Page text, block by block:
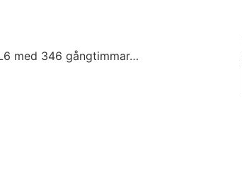
med 346 gångtimmar…